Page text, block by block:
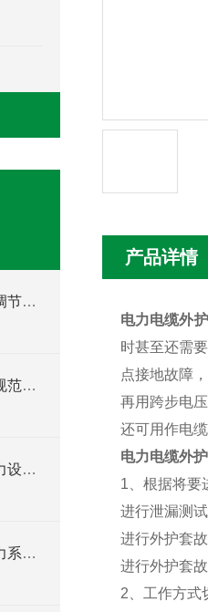
单相继电保护测试仪的多个调节项目说明
变压器直流电阻测试仪接线规范与常见误差排除方法
高压介质损耗测试装置：电力设备绝缘检测的关键工具
数字式双钳相位伏安表：电力系统的“相位神探“
产品详情
电力电缆外
时甚至还需
点接地故障
再用跨步电
还可用作电
电力电缆外
1 、根据将
进行泄漏测
进行外护套
进行外护套
2 、工作方